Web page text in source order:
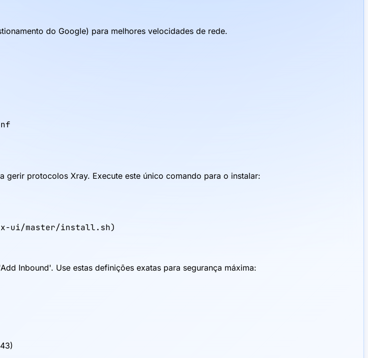
do Google) para melhores velocidades de rede.
protocolos Xray. Execute este único comando para o instalar:
ui/master/install.sh)
Inbound'. Use estas definições exatas para segurança máxima: